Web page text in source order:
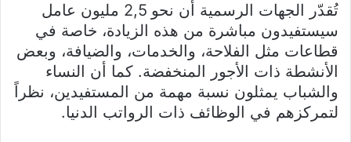
تُقدّر الجهات الرسمية أن نحو 2,5 مليون عامل
سيستفيدون مباشرة من هذه الزيادة، خاصة في
قطاعات مثل الفلاحة، والخدمات، والضيافة، وبعض
الأنشطة ذات الأجور المنخفضة. كما أن النساء
والشباب يمثلون نسبة مهمة من المستفيدين، نظراً
لتمركزهم في الوظائف ذات الرواتب الدنيا.